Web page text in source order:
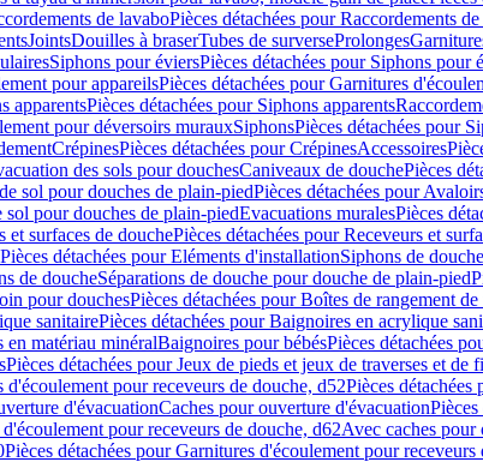
de lavaboPièces détachées pour Raccordements
JointsDouilles à braserTubes de surverseProlonges
Siphons pour éviersPièces détachées pour Siphons pour
pour appareilsPièces détachées pour Garnitures
apparentsPièces détachées pour Siphons apparents
pour déversoirs murauxSiphonsPièces détachées pour
CrépinesPièces détachées pour CrépinesAccessoires
des sols pour douchesCaniveaux de douchePièces
sol pour douches de plain-piedPièces détachées pour
sol pour douches de plain-piedEvacuations muralesPièces
et surfaces de douchePièces détachées pour Receveurs et
Pièces détachées pour Eléments d'installationSiphons de
de doucheSéparations de douche pour douche de plain-pied
pour douchesPièces détachées pour Boîtes de rangement
sanitairePièces détachées pour Baignoires en acrylique
en matériau minéralBaignoires pour bébésPièces détachées
Pièces détachées pour Jeux de pieds et jeux de traverses et de
d'écoulement pour receveurs de douche, d52Pièces
d'évacuationCaches pour ouverture d'évacuation
pour receveurs de douche, d62Avec caches pour
Pièces détachées pour Garnitures d'écoulement pour